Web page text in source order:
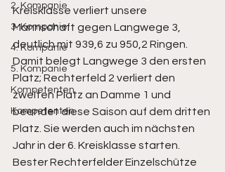
2. Kompanie
3. Kompanie
4. Kompanie
5. Kompanie
Kompetenten
Kompetenten
Kreisklasse verliert unsere
Mannschaft gegen Langwege 3,
deutlich mit 939,6 zu 950,2 Ringen.
Damit belegt Langwege 3 den ersten
Platz; Rechterfeld 2 verliert den
zweiten Platz an Damme 1 und
beendet diese Saison auf dem dritten
Platz. Sie werden auch im nächsten
Jahr in der 6. Kreisklasse starten.
Bester Rechterfelder Einzelschütze